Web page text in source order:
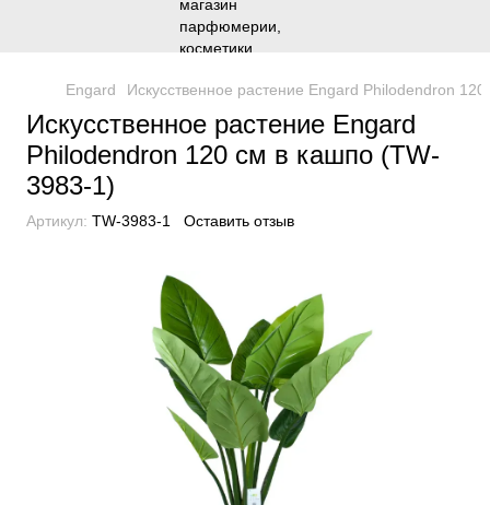
Engard Искуcственное растение Engard Philodendron
Искуcственное растение Engard
Philodendron 120 cм в кашпо (TW-
3983-1)
Артикул: TW-3983-1 Оставить отзыв